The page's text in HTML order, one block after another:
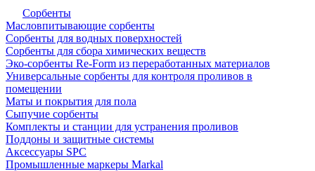
Сорбенты
Масловпитывающие сорбенты
Сорбенты для водных поверхностей
Сорбенты для сбора химических веществ
Эко-сорбенты Re-Form из переработанных материалов
Универсальные сорбенты для контроля проливов в
помещении
Маты и покрытия для пола
Сыпучие сорбенты
Комплекты и станции для устранения проливов
Поддоны и защитные системы
Аксессуары SPC
Промышленные маркеры Markal